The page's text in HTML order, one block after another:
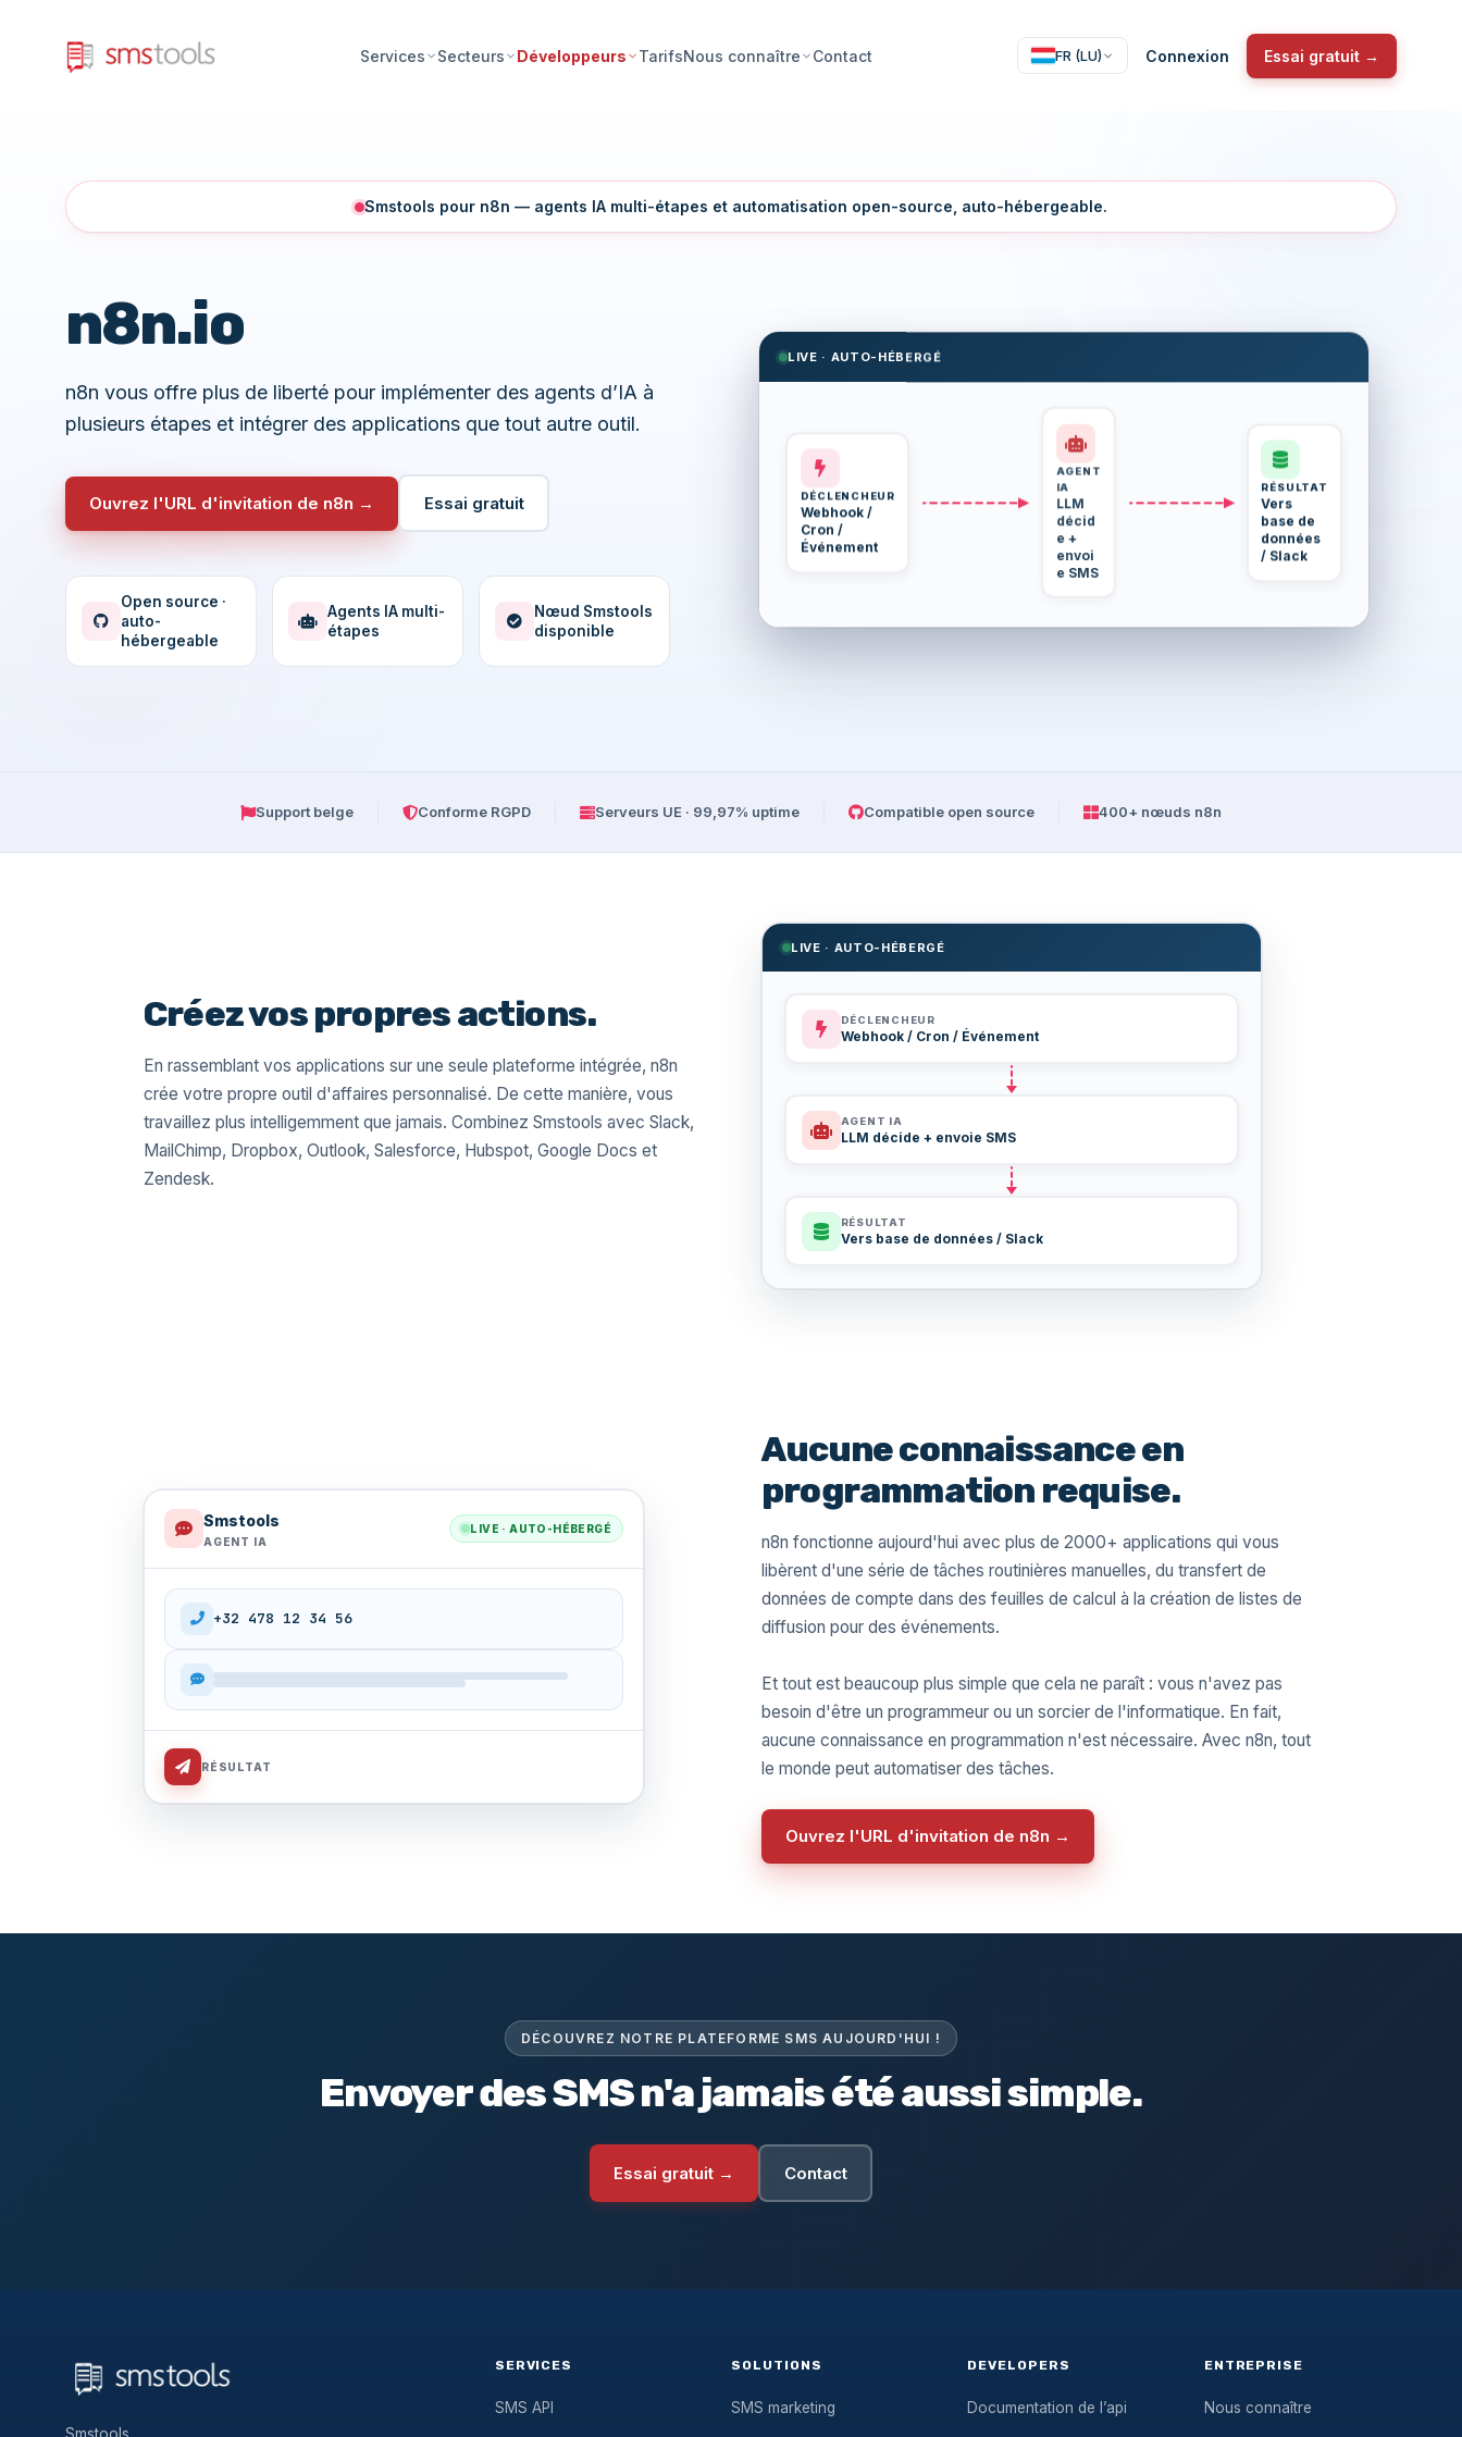
Services Secteurs Développeurs TarifsNous connaître Contact FR (LU) Connexion Essai gratuit →
Smstools pour n8n — agents IA multi-étapes et automatisation open-source, auto-hébergeable.
n8n.io
n8n vous offre plus de liberté pour implémenter des agents d’IA à
plusieurs étapes et intégrer des applications que tout autre outil.
Ouvrez l'URL d'invitation de n8n → Essai gratuit
Open source ·
auto-
hébergeable
Agents IA multi-
étapes
Nœud Smstools
disponible
LIVE · AUTO-HÉBERGÉ
DÉCLENCHEUR
Webhook /
Cron /
Événement
AGENT
IA
LLM
décid
e +
envoi
e SMS
RÉSULTAT
Vers
base de
données
/ Slack
Support belge Conforme RGPD Serveurs UE · 99,97% uptime Compatible open source 400+ nœuds n8n
Créez vos propres actions.
En rassemblant vos applications sur une seule plateforme intégrée, n8n
crée votre propre outil d'affaires personnalisé. De cette manière, vous
travaillez plus intelligemment que jamais. Combinez Smstools avec Slack,
MailChimp, Dropbox, Outlook, Salesforce, Hubspot, Google Docs et
Zendesk.
LIVE · AUTO-HÉBERGÉ
DÉCLENCHEUR
Webhook / Cron / Événement
AGENT IA
LLM décide + envoie SMS
RÉSULTAT
Vers base de données / Slack
Smstools
AGENT IA
LIVE · AUTO-HÉBERGÉ
+32 478 12 34 56
RÉSULTAT
Aucune connaissance en
programmation requise.
n8n fonctionne aujourd'hui avec plus de 2000+ applications qui vous
libèrent d'une série de tâches routinières manuelles, du transfert de
données de compte dans des feuilles de calcul à la création de listes de
diffusion pour des événements.
Et tout est beaucoup plus simple que cela ne paraît : vous n'avez pas
besoin d'être un programmeur ou un sorcier de l'informatique. En fait,
aucune connaissance en programmation n'est nécessaire. Avec n8n, tout
le monde peut automatiser des tâches.
Ouvrez l'URL d'invitation de n8n →
DÉCOUVREZ NOTRE PLATEFORME SMS AUJOURD'HUI !
Envoyer des SMS n'a jamais été aussi simple.
Essai gratuit → Contact
SERVICES
SMS API
SOLUTIONS
SMS marketing
DEVELOPERS
Documentation de l’api
ENTREPRISE
Nous connaître